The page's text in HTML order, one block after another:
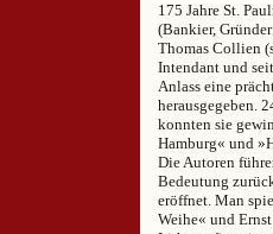
175 Jahre St.
(Bankier,
Thomas Collien
Intendant und
Anlass eine
herausgegeben.
konnten sie
Hamburg« und
Die Autoren
Bedeutung
eröffnet. Man
Weihe« und